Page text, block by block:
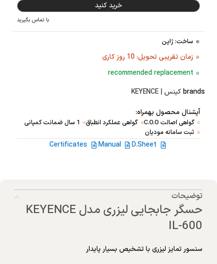
خرید کنید
با تماس بگیرید
ساخت: ژاپن
زمان تقریبی تحویل: 10 روز کاری
recommended replacement
brandsکینس | KEYENCE
آپشنال محصول بهمراه:
گواهی اصالت C.O.O گواهی عملکرد انطباق
1 سال ضمانت کمپانی
ثبت سامانه مودیان
D.Sheet
Manual
Certificates
توضیحات
حسگر جابجایی لیزری مدل KEYENCE
IL-600
سنسور تمایز لیزری با تشخیص بسیار پایدار